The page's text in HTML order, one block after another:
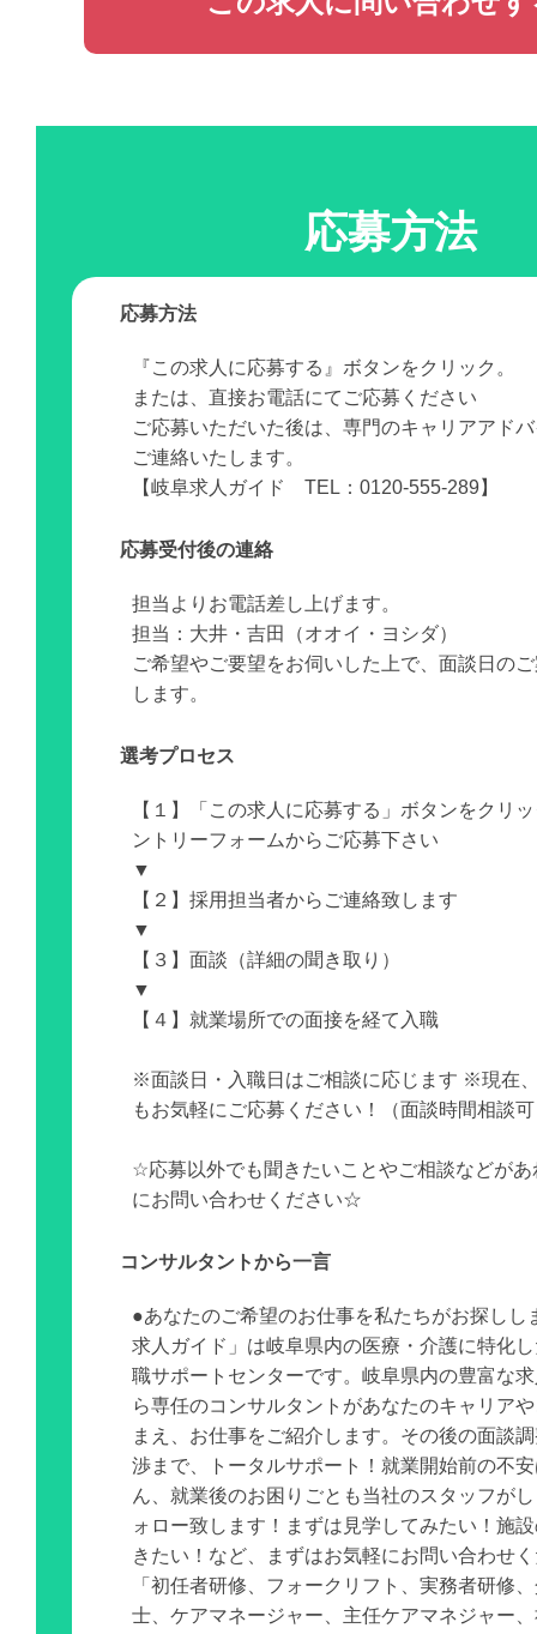
応募方法
応募方法
『この求人に応募する』ボタンをクリック。
または、直接お電話にてご応募ください
ご応募いただいた後は、専門のキャリアアド
ご連絡いたします。
【岐阜求人ガイド TEL：0120-555-289】
応募受付後の連絡
担当よりお電話差し上げます。
担当：大井・吉田（オオイ・ヨシダ）
ご希望やご要望をお伺いした上で、面談日の
します。
選考プロセス
【１】「この求人に応募する」ボタンをクリ
ントリーフォームからご応募下さい
▼
【２】採用担当者からご連絡致します
▼
【３】面談（詳細の聞き取り）
▼
【４】就業場所での面接を経て入職
※面談日・入職日はご相談に応じます ※現在
もお気軽にご応募ください！（面談時間相談
☆応募以外でも聞きたいことやご相談などがあ
にお問い合わせください☆
コンサルタントから一言
●あなたのご希望のお仕事を私たちがお探しし
求人ガイド」は岐阜県内の医療・介護に特化
職サポートセンターです。岐阜県内の豊富な
ら専任のコンサルタントがあなたのキャリア
まえ、お仕事をご紹介します。その後の面談
渉まで、トータルサポート！就業開始前の不
ん、就業後のお困りごとも当社のスタッフが
ォロー致します！まずは見学してみたい！施
きたい！など、まずはお気軽にお問い合わせ
「初任者研修、フォークリフト、実務者研修
士、ケアマネージャー、主任ケアマネジャー